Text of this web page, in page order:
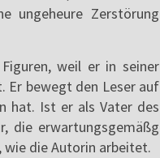
ungeheure Zerstörung
weil er in seiner
Er bewegt den Leser auf
hat. Ist er als Vater des
die erwartungsgemäßg
die Autorin arbeitet.